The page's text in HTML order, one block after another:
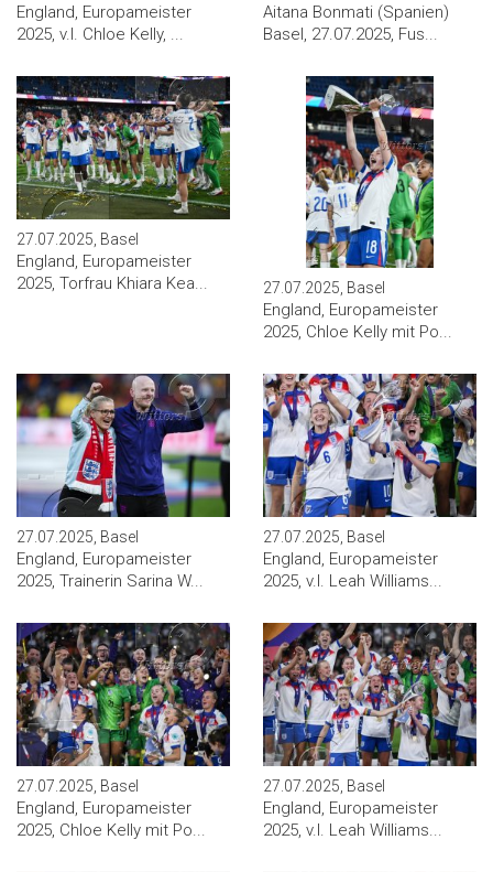
England, Europameister
2025, v.l. Chloe Kelly, ...
Aitana Bonmati (Spanien)
Basel, 27.07.2025, Fus...
27.07.2025, Basel
England, Europameister
2025, Torfrau Khiara Kea...
27.07.2025, Basel
England, Europameister
2025, Chloe Kelly mit Po...
27.07.2025, Basel
England, Europameister
2025, Trainerin Sarina W...
27.07.2025, Basel
England, Europameister
2025, v.l. Leah Williams...
27.07.2025, Basel
England, Europameister
2025, Chloe Kelly mit Po...
27.07.2025, Basel
England, Europameister
2025, v.l. Leah Williams...